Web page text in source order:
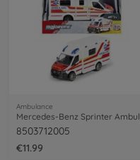
Ambulance
8503712005
€11.99